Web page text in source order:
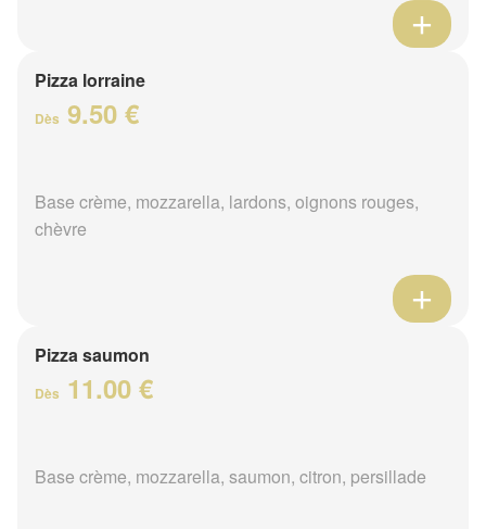
Pizza lorraine
Dès 9.50 €
Base crème, mozzarella, lardons, oignons rouges,
chèvre
Pizza saumon
Dès 11.00 €
Base crème, mozzarella, saumon, citron, persillade